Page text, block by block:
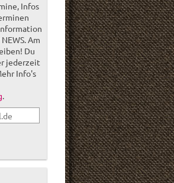
Infos
Am
Du
jederzeit
.